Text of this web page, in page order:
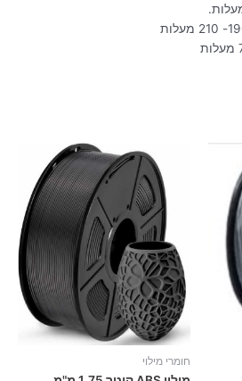
חומרי מילוי